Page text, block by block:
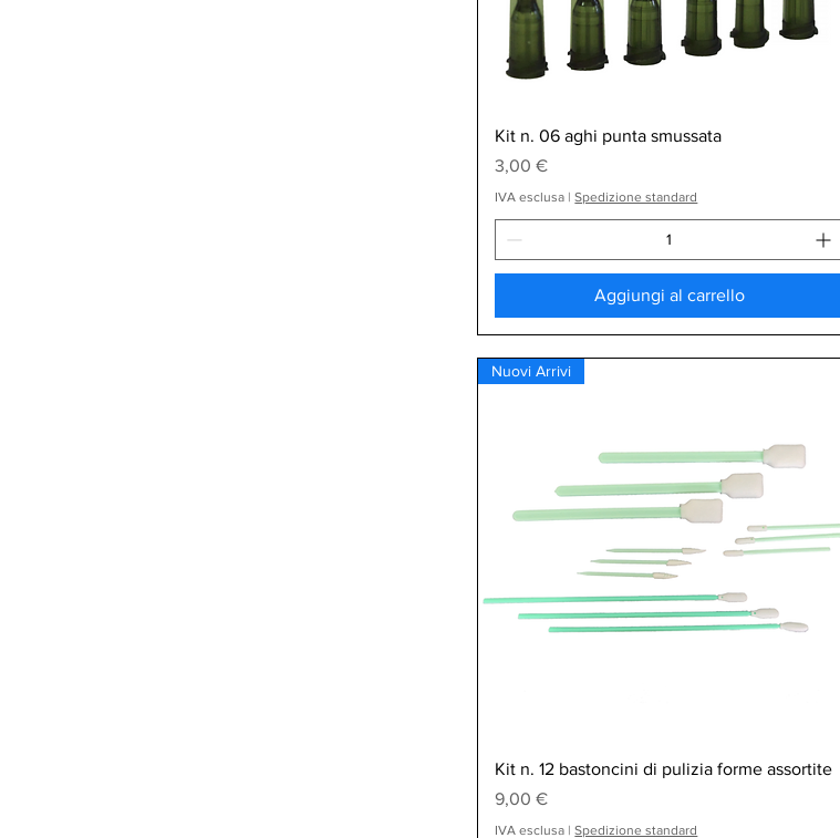
Vista rapida
Kit n. 06 aghi punta smussata
Prezzo
3,00 €
IVA esclusa |Spedizione standard
Aggiungi al carrello
Vista rapida
Nuovi Arrivi
Kit n. 12 bastoncini di pulizia forme assortite
Prezzo
9,00 €
IVA esclusa |Spedizione standard